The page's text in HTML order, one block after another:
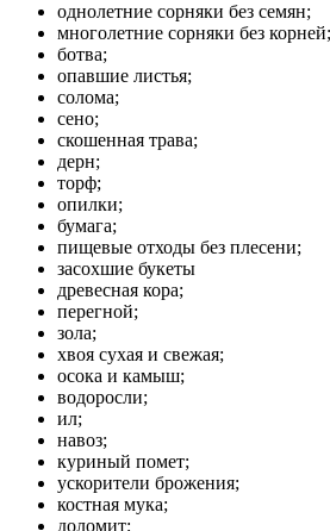
однолетние сорняки без семян;
многолетние сорняки без корней;
ботва;
опавшие листья;
солома;
сено;
скошенная трава;
дерн;
торф;
опилки;
бумага;
пищевые отходы без плесени;
засохшие букеты
древесная кора;
перегной;
зола;
хвоя сухая и свежая;
осока и камыш;
водоросли;
ил;
навоз;
куриный помет;
ускорители брожения;
костная мука;
доломит;